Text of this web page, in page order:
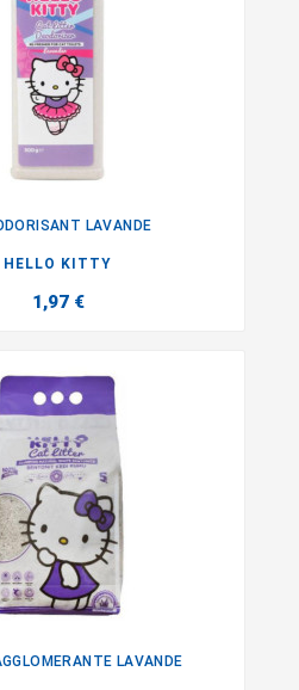
LAVANDE
HELLO KITTY
1,97 €
LAVANDE